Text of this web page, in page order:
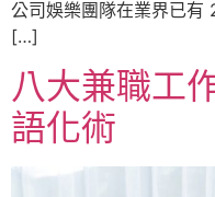
公司娛樂團隊在業界已有
[…]
八大兼職工
語化術